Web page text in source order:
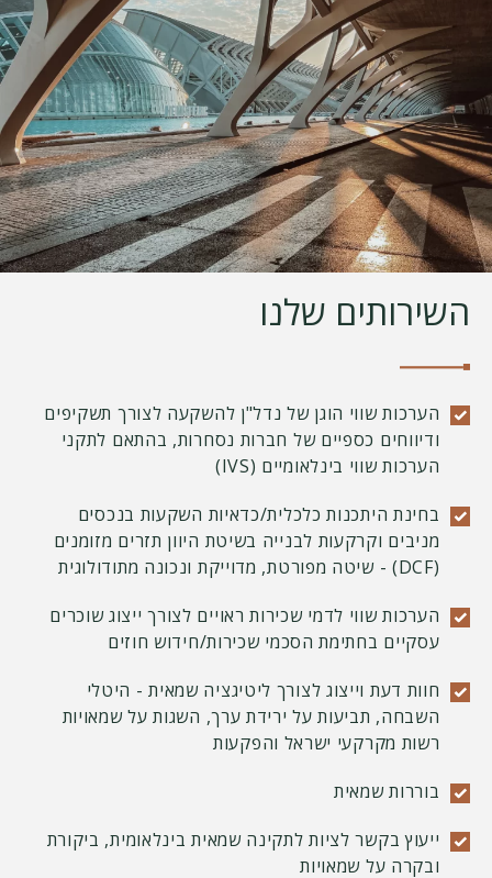
השירותים שלנו
הערכות שווי הוגן של נדל"ן להשקעה לצורך תשקיפים
ודיווחים כספיים של חברות נסחרות, בהתאם לתקני
הערכות שווי בינלאומיים (IVS)
בחינת היתכנות כלכלית/כדאיות השקעות בנכסים
מניבים וקרקעות לבנייה בשיטת היוון תזרים מזומנים
(DCF) - שיטה מפורטת, מדוייקת ונכונה מתודולוגית
הערכות שווי לדמי שכירות ראויים לצורך ייצוג שוכרים
עסקיים בחתימת הסכמי שכירות/חידוש חוזים
חוות דעת וייצוג לצורך ליטיגציה שמאית - היטלי
השבחה, תביעות על ירידת ערך, השגות על שמאויות
רשות מקרקעי ישראל והפקעות
בוררות שמאית
ייעוץ בקשר לציות לתקינה שמאית בינלאומית, ביקורת
ובקרה על שמאויות